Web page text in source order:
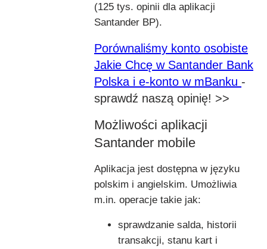
(125 tys. opinii dla aplikacji
Santander BP).
Porównaliśmy konto osobiste
Jakie Chcę w Santander Bank
Polska i e-konto w mBanku -
sprawdź naszą opinię! >>
Możliwości aplikacji
Santander mobile
Aplikacja jest dostępna w języku
polskim i angielskim. Umożliwia
m.in. operacje takie jak:
sprawdzanie salda, historii
transakcji, stanu kart i